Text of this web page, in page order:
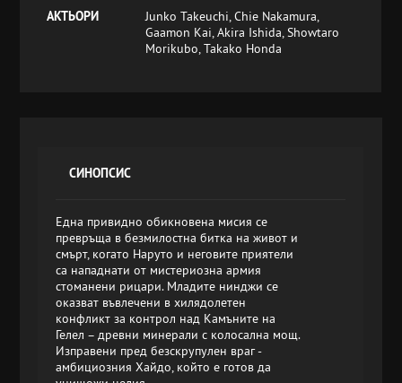
АКТЬОРИ
Junko Takeuchi, Chie Nakamura,
Gaamon Kai, Akira Ishida, Showtaro
Morikubo, Takako Honda
СИНОПСИС
Една привидно обикновена мисия се
превръща в безмилостна битка на живот и
смърт, когато Наруто и неговите приятели
са нападнати от мистериозна армия
стоманени рицари. Младите нинджи се
оказват въвлечени в хилядолетен
конфликт за контрол над Камъните на
Гелел – древни минерали с колосална мощ.
Изправени пред безскрупулен враг -
амбициозния Хайдо, който е готов да